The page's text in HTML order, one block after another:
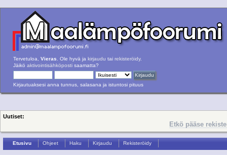
Tervetuloa, Vieras . Ole hyvä ja kirjaudu tai rekisteröidy.
Jäikö aktivointisähköposti saamatta?
Kirjautuaksesi anna tunnus, salasana ja istuntosi pituus
Uutiset:
Etkö pääse
Etusivu Ohjeet Haku Kirjaudu Rekisteröidy